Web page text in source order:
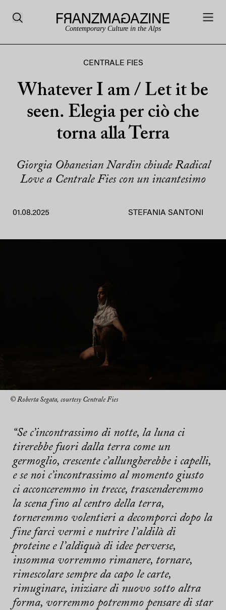
Contemporary Culture in the Alps
CENTRALE FIES
Whatever I am / Let it be
seen. Elegia per ciò che
torna alla Terra
Giorgia Ohanesian Nardin chiude Radical
Love a Centrale Fies con un incantesimo
01.08.2025 STEFANIA SANTONI
© Roberta Segata, courtesy Centrale Fies
“Se c’incontrassimo di notte, la luna ci
tirerebbe fuori dalla terra come un
germoglio, crescente c’allungherebbe i capelli,
e se noi c’incontrassimo al momento giusto
ci acconceremmo in trecce, trascenderemmo
la scena fino al centro della terra,
torneremmo volentieri a decomporci dopo la
fine farci vermi e nutrire l’aldilà di
proteine e l’aldiquà di idee perverse,
insomma vorremmo rimanere, tornare,
rimescolare sempre da capo le carte,
rimuginare, iniziare di nuovo sotto altra
forma, vorremmo potremmo pensare di star